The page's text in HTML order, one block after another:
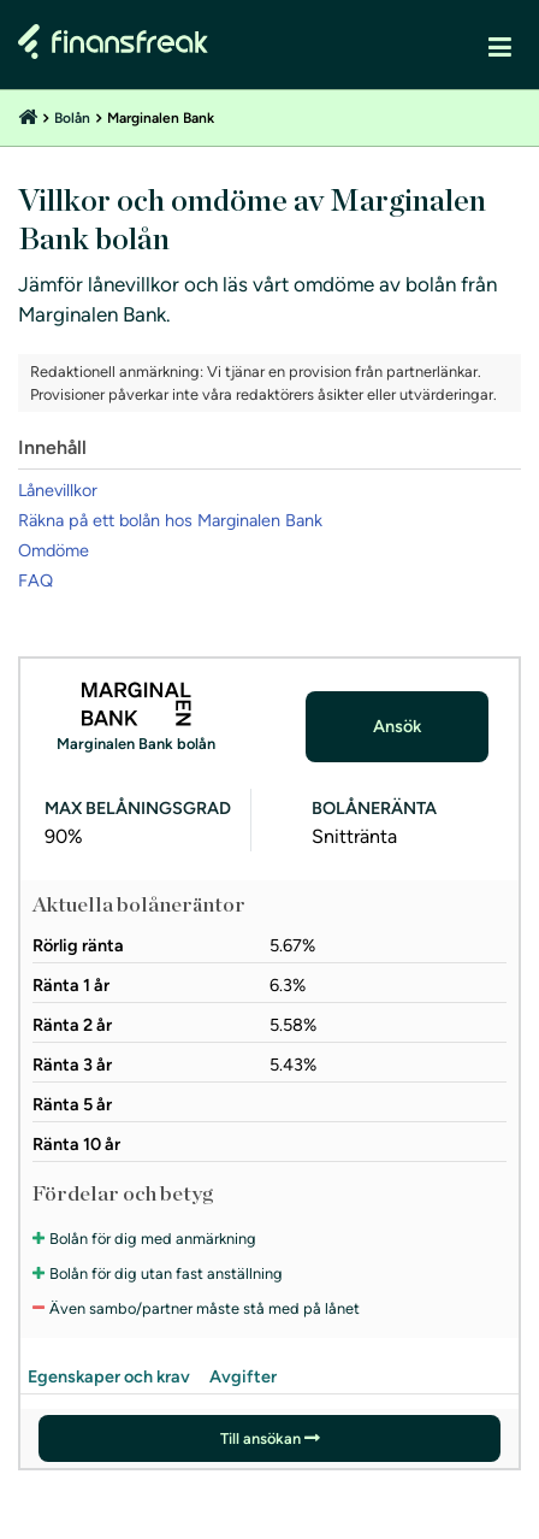
Bolån Marginalen Bank
Villkor och omdöme av Marginalen
Bank bolån
Jämför lånevillkor och läs vårt omdöme av bolån från
Marginalen Bank.
Redaktionell anmärkning: Vi tjänar en provision från partnerlänkar.
Provisioner påverkar inte våra redaktörers åsikter eller utvärderingar.
Innehåll
Lånevillkor
Räkna på ett bolån hos Marginalen Bank
Omdöme
FAQ
Marginalen Bank bolån
Ansök
MAX BELÅNINGSGRAD
90%
BOLÅNERÄNTA
Snittränta
Aktuella bolåneräntor
Rörlig ränta
5.67%
Ränta 1 år
6.3%
Ränta 2 år
5.58%
Ränta 3 år
5.43%
Ränta 5 år
Ränta 10 år
Fördelar och betyg
Bolån för dig med anmärkning
Bolån för dig utan fast anställning
Även sambo/partner måste stå med på lånet
Egenskaper och krav Avgifter
Till ansökan